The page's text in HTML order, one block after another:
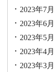
2023年7月
2023年6月
2023年5月
2023年4月
2023年3月